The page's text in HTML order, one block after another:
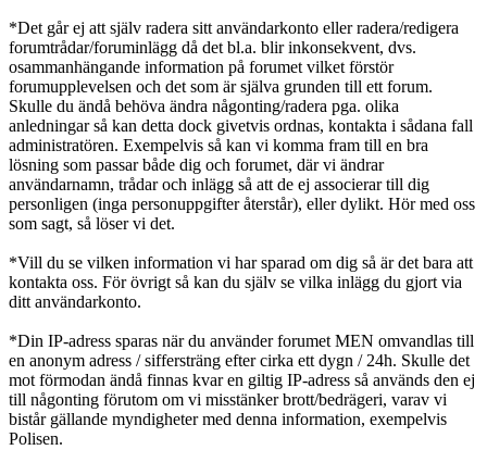
*Det går ej att själv radera sitt användarkonto eller radera/redigera
forumtrådar/foruminlägg då det bl.a. blir inkonsekvent, dvs.
osammanhängande information på forumet vilket förstör
forumupplevelsen och det som är själva grunden till ett forum.
Skulle du ändå behöva ändra någonting/radera pga. olika
anledningar så kan detta dock givetvis ordnas, kontakta i sådana fall
administratören. Exempelvis så kan vi komma fram till en bra
lösning som passar både dig och forumet, där vi ändrar
användarnamn, trådar och inlägg så att de ej associerar till dig
personligen (inga personuppgifter återstår), eller dylikt. Hör med oss
som sagt, så löser vi det.
*Vill du se vilken information vi har sparad om dig så är det bara att
kontakta oss. För övrigt så kan du själv se vilka inlägg du gjort via
ditt användarkonto.
*Din IP-adress sparas när du använder forumet MEN omvandlas till
en anonym adress / siffersträng efter cirka ett dygn / 24h. Skulle det
mot förmodan ändå finnas kvar en giltig IP-adress så används den ej
till någonting förutom om vi misstänker brott/bedrägeri, varav vi
bistår gällande myndigheter med denna information, exempelvis
Polisen.